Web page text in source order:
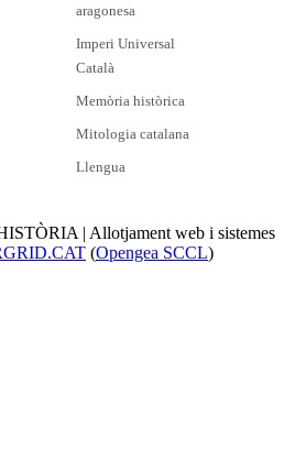
aragonesa
Imperi Universal
Català
Memòria històrica
Mitologia catalana
Llengua
| Allotjament web i sistemes
(Opengea SCCL)